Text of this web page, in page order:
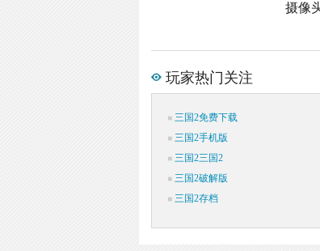
摄像
玩家热门关注
三国2免费下载
三国2手机版
三国2三国2
三国2破解版
三国2存档